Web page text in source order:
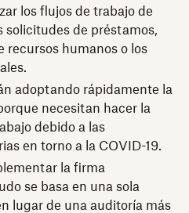
los flujos de trabajo de
solicitudes de préstamos,
recursos humanos o los
adoptando rápidamente la
necesitan hacer la
debido a las
en torno a la COVID-19.
la firma
se basa en una sola
lugar de una auditoría más